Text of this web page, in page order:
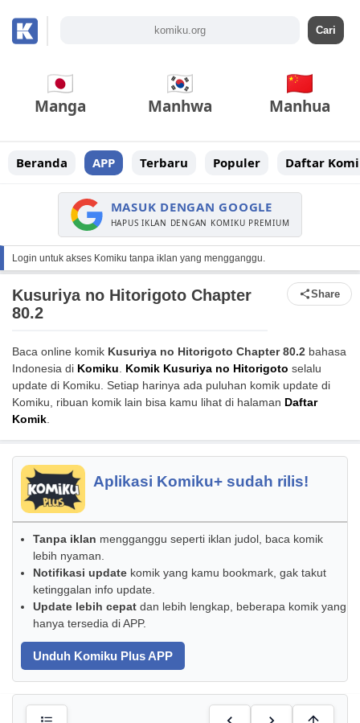
Manga Manhwa Manhua
Beranda APP Terbaru Populer Daftar
MASUK DENGAN GOOGLE
HAPUS IKLAN DENGAN KOMIKU PREMIUM
Login untuk akses Komiku tanpa iklan yang mengganggu.
Kusuriya no Hitorigoto Chapter
80.2
Share
Baca online komik Kusuriya no Hitorigoto Chapter 80.2 bahasa
Indonesia di Komiku. Komik Kusuriya no Hitorigoto selalu
update di Komiku. Setiap harinya ada puluhan komik update di
Komiku, ribuan komik lain bisa kamu lihat di halaman Daftar
Komik.
Aplikasi Komiku+ sudah rilis!
Tanpa iklan mengganggu seperti iklan judol, baca komik
lebih nyaman.
Notifikasi update komik yang kamu bookmark, gak takut
ketinggalan info update.
Update lebih cepat dan lebih lengkap, beberapa komik yang
hanya tersedia di APP.
Unduh Komiku Plus APP